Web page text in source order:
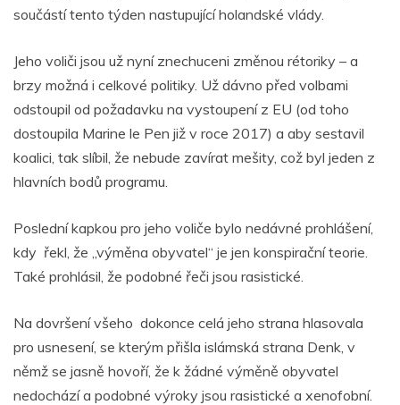
součástí tento týden nastupující holandské vlády.
Jeho voliči jsou už nyní znechuceni změnou rétoriky – a
brzy možná i celkové politiky. Už dávno před volbami
odstoupil od požadavku na vystoupení z EU (od toho
dostoupila Marine le Pen již v roce 2017) a aby sestavil
koalici, tak slíbil, že nebude zavírat mešity, což byl jeden z
hlavních bodů programu.
Poslední kapkou pro jeho voliče bylo nedávné prohlášení,
kdy řekl, že „výměna obyvatel“ je jen konspirační teorie.
Také prohlásil, že podobné řeči jsou rasistické.
Na dovršení všeho dokonce celá jeho strana hlasovala
pro usnesení, se kterým přišla islámská strana Denk, v
němž se jasně hovoří, že k žádné výměně obyvatel
nedochází a podobné výroky jsou rasistické a xenofobní.